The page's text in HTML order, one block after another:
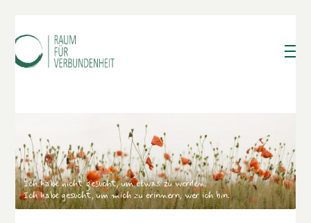
Ich habe nicht gesucht, um etwas zu werden.
Ich habe gesucht, um mich zu erinnern, wer ich bin.